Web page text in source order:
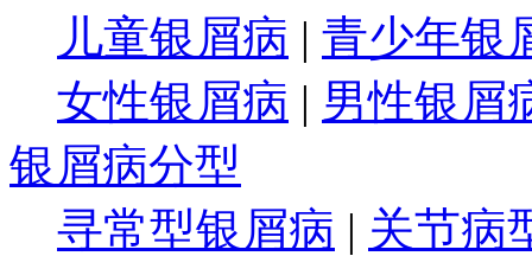
儿童银屑病 | 青少年银
女性银屑病 | 男性银屑
银屑病分型
寻常型银屑病 | 关节病